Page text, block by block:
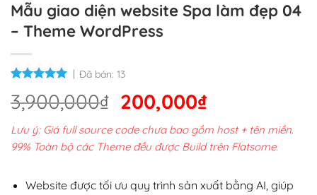
Mẫu giao diện website Spa làm đẹp 04
– Theme WordPress
Đã bán: 13
3,900,000₫ Giá
gốc
là:
3,900,000₫.
200,000₫Giá
hiện
tại
200,000₫.
Lưu ý: Giá full source code chưa bao gồm host + tên miền.
99% Toàn bộ các Theme đều được Build trên Flatsome.
Website được tối ưu quy trình sản xuất bằng AI, giúp